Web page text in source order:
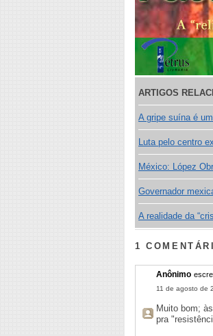
ARTIGOS
A gripe suína é
Luta pelo centro
México: López
Governador
A realidade da
1
Anônimo
11 de agosto de
Muito bom;
pra